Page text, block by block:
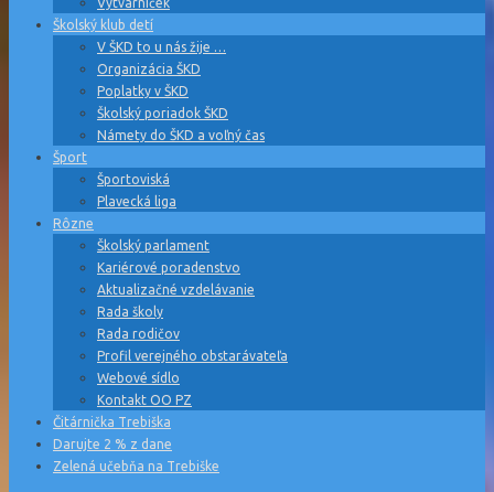
Školský klub detí
V ŠKD to u nás žije …
Organizácia ŠKD
Poplatky v ŠKD
Školský poriadok ŠKD
Námety do ŠKD a voľný čas
Šport
Športoviská
Plavecká liga
Rôzne
Školský parlament
Kariérové poradenstvo
Aktualizačné vzdelávanie
Rada školy
Rada rodičov
Profil verejného obstarávateľa
Webové sídlo
Kontakt OO PZ
Čitárnička Trebiška
Darujte 2 % z dane
Zelená učebňa na Trebiške